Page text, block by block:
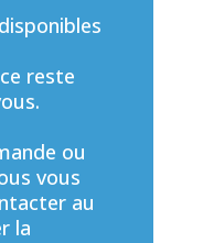
reste
ou
vous
au
la